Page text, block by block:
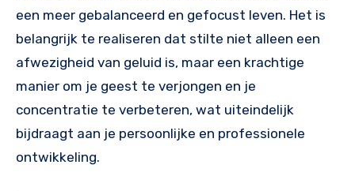
een meer gebalanceerd en gefocust leven. Het is
belangrijk te realiseren dat stilte niet alleen een
afwezigheid van geluid is, maar een krachtige
manier om je geest te verjongen en je
concentratie te verbeteren, wat uiteindelijk
bijdraagt aan je persoonlijke en professionele
ontwikkeling.